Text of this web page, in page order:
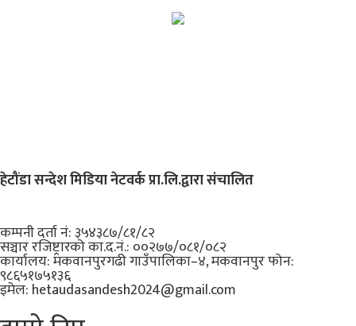
हेटौंडा सन्देश मिडिया नेटवर्क प्रा.लि.द्वारा संचालित
कम्पनी दर्ता नं: ३५४३८७/८१/८२
सञ्चार रजिष्ट्रारको का.द.नं.: ००२७७/०८१/०८२
कार्यालय:मकवानपुरगढी गाउँपालिका–४, मकवानपुरफोन:
९८६५१७५१३६
इमेल: hetaudasandesh2024@gmail.com